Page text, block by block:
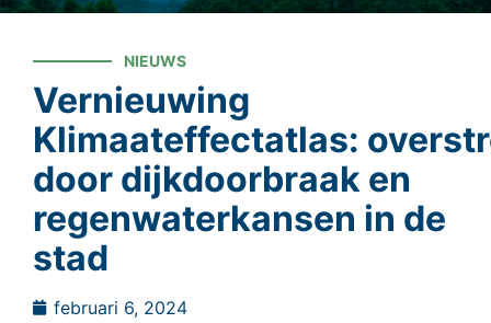
NIEUWS
Vernieuwing
Klimaateffectatlas:
door dijkdoorbraak en
regenwaterkansen in de
stad
februari 6, 2024